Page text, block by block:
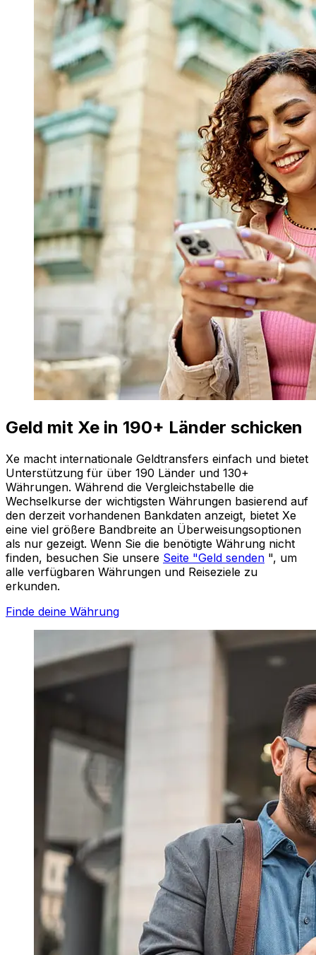
Geld mit Xe in 190+ Länder schicken
Xe macht internationale Geldtransfers einfach und bietet
Unterstützung für über 190 Länder und 130+
Währungen. Während die Vergleichstabelle die
Wechselkurse der wichtigsten Währungen basierend auf
den derzeit vorhandenen Bankdaten anzeigt, bietet Xe
eine viel größere Bandbreite an Überweisungsoptionen
als nur gezeigt. Wenn Sie die benötigte Währung nicht
finden, besuchen Sie unsere Seite "Geld senden ", um
alle verfügbaren Währungen und Reiseziele zu
erkunden.
Finde deine Währung